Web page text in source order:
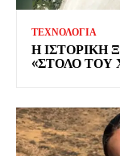
ΤΕΧΝΟΛΟΓΙΑ
Η ΙΣΤΟΡΙΚΗ
«ΣΤΟΛΟ ΤΟΥ